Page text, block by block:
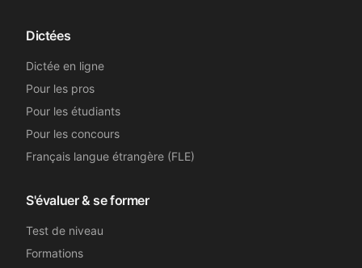
SB
Merci beaucoup !
Dictées
Dictée en ligne
Pour les pros
Pour les étudiants
Pour les concours
Français langue étrangère (FLE)
S'évaluer & se former
Test de niveau
Formations